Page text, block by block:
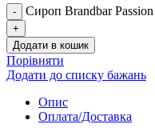
Сироп Brandbar
Додати в кошик
Порівняти
Додати до списку бажань
Опис
Оплата/Доставка